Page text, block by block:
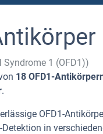
Syndrome 1 (OFD1))
18 OFD1-
.
OFD1-
in